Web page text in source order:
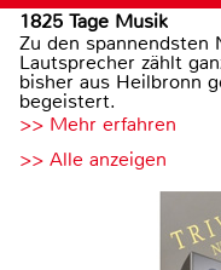
1825 Tage Musik
Zu den spannendsten
Lautsprecher zählt
bisher aus Heilbronn
begeistert.
>> Mehr erfahren
>> Alle anzeigen